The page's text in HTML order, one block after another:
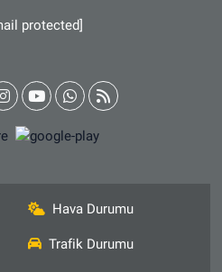
protected]
Hava Durumu
Trafik Durumu